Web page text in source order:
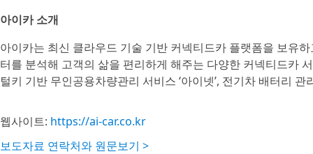
아이카 소개
아이카는 최신 클라우드 기술 기반 커넥티드카 플랫폼을 보유
터를 분석해 고객의 삶을 편리하게 해주는 다양한 커넥티드카
털키 기반 무인공용차량관리 서비스 ‘아이넷’, 전기차 배터리 관
웹사이트: https://ai-car.co.kr
보도자료 연락처와 원문보기 >